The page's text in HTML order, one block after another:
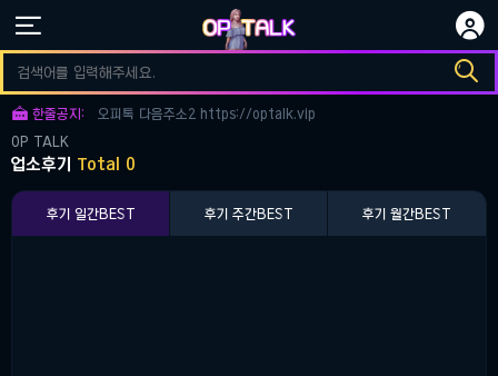
 

 한줄공지:
오피토크 다음주소3 https://optalk.vip
오피토크 다음주소1 https://optalk.vip
오피톡 다음주소2 https://optalk.vip
OP TALK
업소후기 Total 0
후기 일간BEST 후기 주간BEST 후기 월간BEST